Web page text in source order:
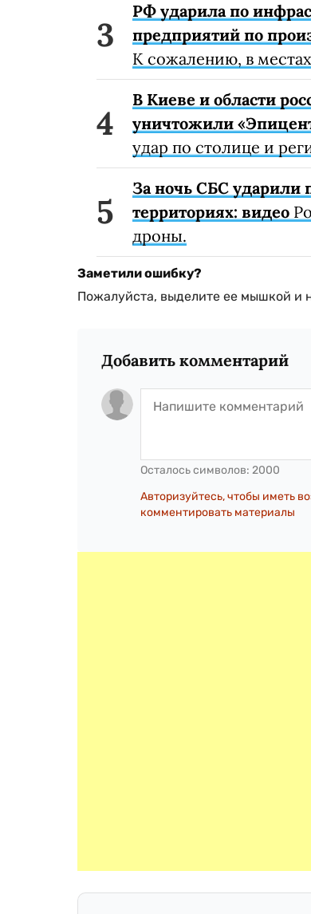
РФ ударила по
предприятий по
К сожалению, в
В Киеве и области
уничтожили
удар по столице и
За ночь СБС ударили
территориях: видео
дроны.
Заметили ошибку?
Пожалуйста, выделите ее мышкой и
Добавить комментарий
Осталось символов: 2000
Авторизуйтесь, чтобы иметь
комментировать материалы